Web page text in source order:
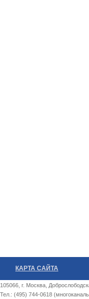
КАРТА САЙТА
105066, г. Москва,
Тел.: (495) 744-0618